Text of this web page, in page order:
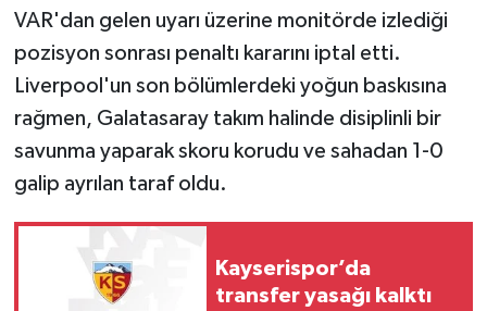
VAR'dan gelen uyarı üzerine monitörde izlediği
pozisyon sonrası penaltı kararını iptal etti.
Liverpool'un son bölümlerdeki yoğun baskısına
rağmen, Galatasaray takım halinde disiplinli bir
savunma yaparak skoru korudu ve sahadan 1-0
galip ayrılan taraf oldu.
Kayserispor’da
transfer yasağı kalktı